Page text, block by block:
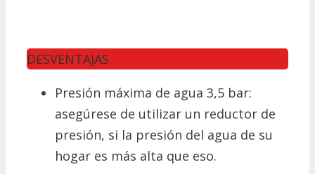
DESVENTAJAS
Presión máxima de agua 3,5 bar:
asegúrese de utilizar un reductor de
presión, si la presión del agua de su
hogar es más alta que eso.